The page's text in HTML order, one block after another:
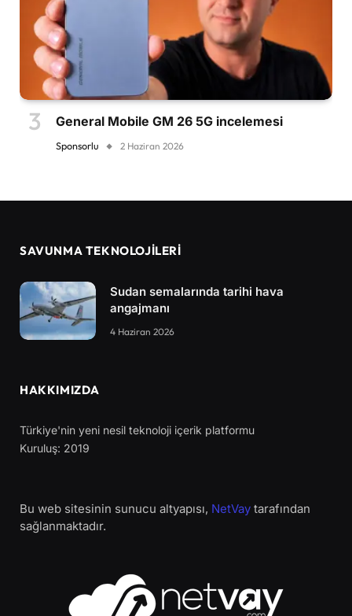
General Mobile GM 26 5G incelemesi
Sponsorlu 2 Haziran 2026
SAVUNMA TEKNOLOJİLERİ
Sudan semalarında tarihi hava
angajmanı
4 Haziran 2026
HAKKIMIZDA
Türkiye'nin yeni nesil teknoloji içerik platformu
Kuruluş: 2019
Bu web sitesinin sunucu altyapısı, NetVay tarafından
sağlanmaktadır.